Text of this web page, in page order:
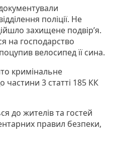
поліції. Не
захищене подвір’я.
на господарство
велосипед її сина.
кримінальне
частини 3 статті 185 КК
до жителів та гостей
правил безпеки,